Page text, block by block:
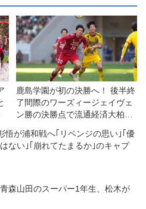
権への道半ば」
底から這い上がった日本代表
日目の復活劇」
保仁(ジュビロ磐田)
じるはるかに大きな責任」
トリニータの再起
敗の経験が財産」
から蘇ったマンチェスター・
いフェニックス」
大輔(...
鹿島学園が初の決勝へ！ 後半終
了間際のワーズィージェイヴェ
ン勝の決勝点で流通経済大柏を
悟が浦和戦へ｢リベンジの思い｣｢優
ない｣｢崩れてたまるか｣のキャプ
青森山田のスーパー1年生、松木が